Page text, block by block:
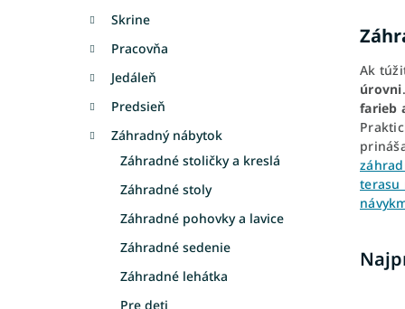
Skrine
Pracovňa
Jedáleň
Predsieň
Záhradný nábytok
Záhradné stoličky a kreslá
Záhradné stoly
Záhradné pohovky a lavice
Záhradné sedenie
Záhradné lehátka
Pre deti
Ak
úrovni
farieb
terasu